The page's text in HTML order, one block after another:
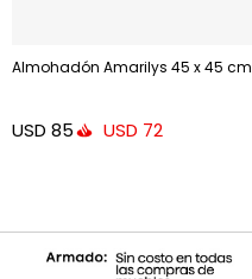
Almohadón Amarilys 45 x 45 cm
USD 85 USD 72